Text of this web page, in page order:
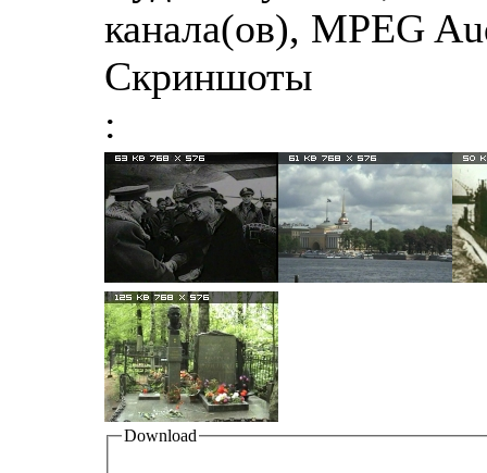
канала(ов), MPEG
Скриншоты
:
Download